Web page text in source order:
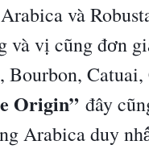
Arabica và
vàvị cũngđơn gi
Bourbon,
Origin” đây
ng Arabica duy nh